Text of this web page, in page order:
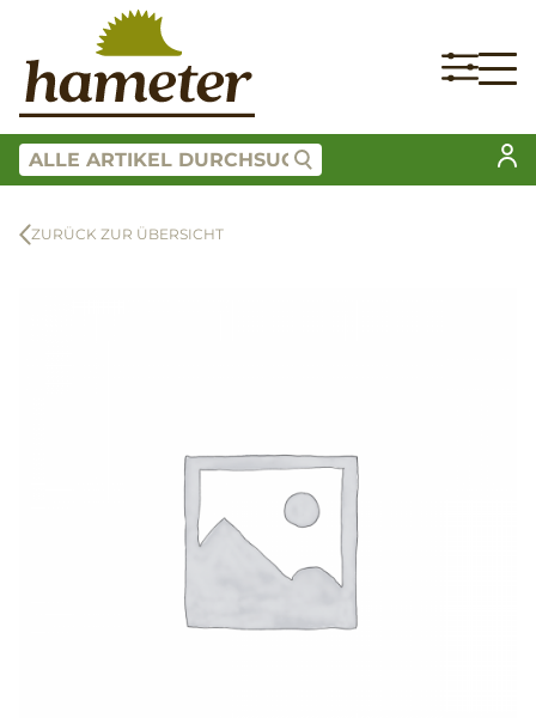
ZURÜCK ZUR ÜBERSICHT